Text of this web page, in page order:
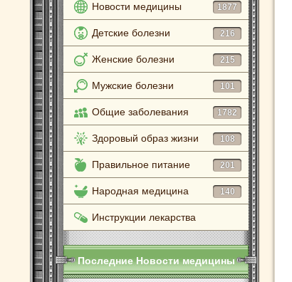
Новости медицины 1877
Детские болезни 216
Женские болезни 215
Мужские болезни 101
Общие заболевания 1782
Здоровый образ жизни 108
Правильное питание 201
Народная медицина 140
Инструкции лекарства
Последние Новости медицины